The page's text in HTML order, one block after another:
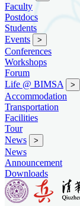
Faculty
Postdocs
Students
Events
>
Conferences
Workshops
Forum
Life @ BIMSA
>
Accommodation
Transportation
Facilities
Tour
News
>
News
Announcement
Downloads